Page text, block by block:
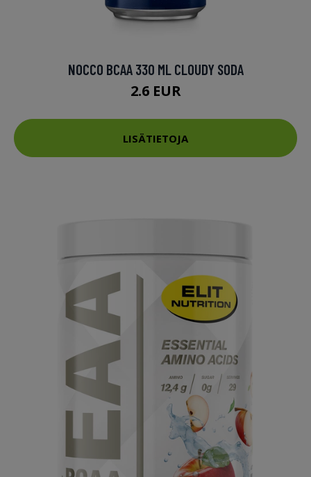
NOCCO BCAA 330 ML CLOUDY SODA
2.6 EUR
LISÄTIETOJA